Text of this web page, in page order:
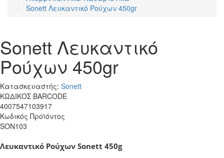
Sonett Λευκαντικό Ρούχων 450gr
Sonett Λευκαντικό
Ρούχων 450gr
Κατασκευαστής: Sonett
ΚΩΔΙΚΟΣ BARCODE
4007547103917
Κωδικός Προϊόντος
SON103
Λευκαντικό Ρούχων Sonett 450g